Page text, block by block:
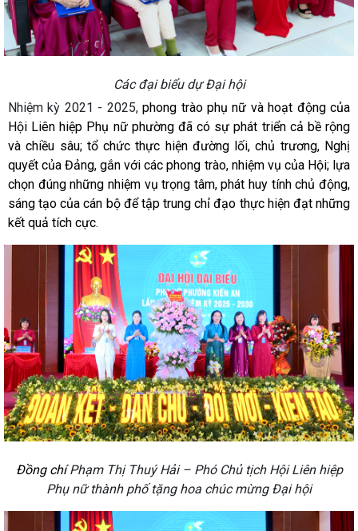
Các đại biểu dự Đại hội
Nhiệm kỳ 2021 - 2025,phong trào phụ nữ và hoạt động của
Hội Liên hiệp Phụ nữ phường đã có sự phát triển cả bề rộng
và chiều sâu; tổ chức thực hiện đường lối, chủ trương, Nghị
quyết của Đảng, gắn với các phong trào, nhiệm vụ của Hội; lựa
chọn đúng những nhiệm vụ trọng tâm, phát huy tính chủ động,
sáng tạo của cán bộ để tập trung chỉ đạo thực hiện đạt những
kết quả tích cực.
Đồng chíPhạm Thị Thuý Hải – Phó Chủ tịch Hội Liên hiệp
Phụ nữ thành phố tặng hoa chúc mừng Đại hội